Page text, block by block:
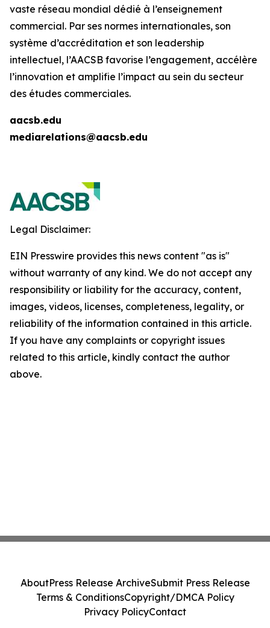
vaste réseau mondial dédié à l’enseignement
commercial. Par ses normes internationales, son
système d’accréditation et son leadership
intellectuel, l’AACSB favorise l’engagement, accélère
l’innovation et amplifie l’impact au sein du secteur
des études commerciales.
aacsb.edu
mediarelations@aacsb.edu
Legal Disclaimer:
EIN Presswire provides this news content "as is"
without warranty of any kind. We do not accept any
responsibility or liability for the accuracy, content,
images, videos, licenses, completeness, legality, or
reliability of the information contained in this article.
If you have any complaints or copyright issues
related to this article, kindly contact the author
above.
AboutPress Release ArchiveSubmit Press Release
Terms & ConditionsCopyright/DMCA Policy
Privacy PolicyContact